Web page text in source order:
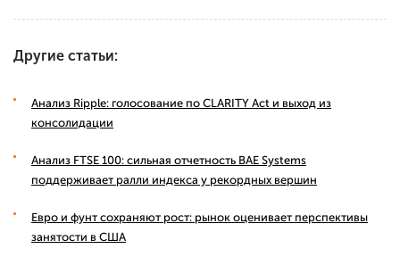
Другие статьи:
Анализ Ripple: голосование по CLARITY Act и выход из
консолидации
Анализ FTSE 100: сильная отчетность BAE Systems
поддерживает ралли индекса у рекордных вершин
Евро и фунт сохраняют рост: рынок оценивает перспективы
занятости в США